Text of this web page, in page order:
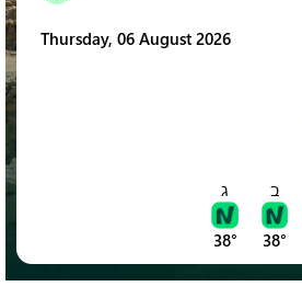
Thursday, 06 August 2026
ב
38°
ג
38°